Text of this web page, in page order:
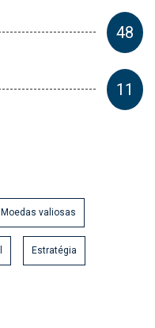
48
11
Moedas valiosas
Estratégia